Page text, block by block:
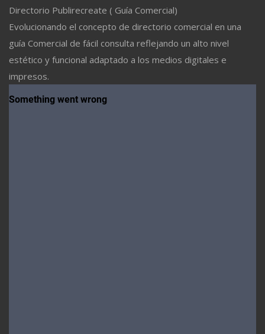
Directorio Publirecreate ( Guía Comercial)
Evolucionando el concepto de directorio comercial en una
guía Comercial de fácil consulta reflejando un alto nivel
estético y funcional adaptado a los medios digitales e
impresos.